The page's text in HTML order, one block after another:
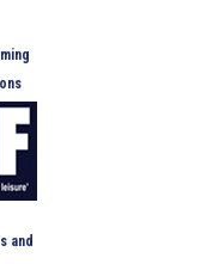
and